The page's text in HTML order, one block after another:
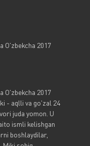
O'zbekcha 2017
O'zbekcha 2017
- aqlli va go'zal 24
juda yomon. U
ismli kelishgan
boshlaydilar,